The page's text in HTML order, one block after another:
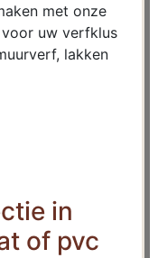
met onze
uw verfklus
lakken
in
of pvc